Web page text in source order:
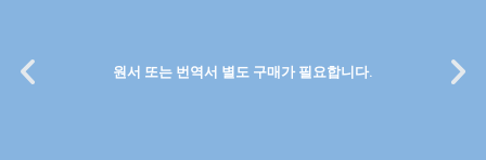
원서 또는 번역서 별도 구매가 필요합니다.